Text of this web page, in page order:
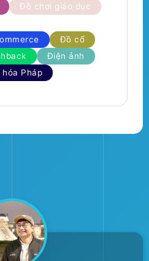
Đồ chơi giáo dục
Đồ cổ
Điện ảnh
hóa Pháp